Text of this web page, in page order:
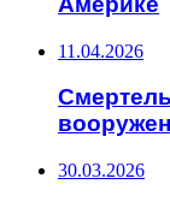
11.04.2026
30.03.2026